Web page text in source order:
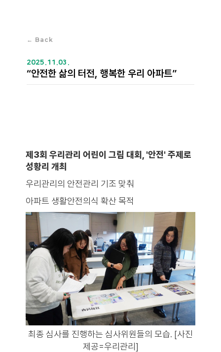
← Back
2025.11.03.
“안전한 삶의 터전, 행복한 우리 아파트”
제3회 우리관리 어린이 그림 대회, '안전' 주제로
성황리 개최
우리관리의 안전관리 기조 맞춰
아파트 생활안전의식 확산 목적
최종 심사를 진행하는 심사위원들의 모습. [사진
제공=우리관리]